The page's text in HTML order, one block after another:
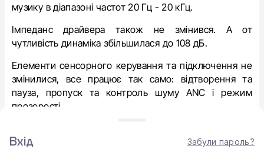
музику в діапазоні частот 20 Гц - 20 кГц.
Імпеданс драйвера також не змінився. А от
чутливість динаміка збільшилася до 108 дБ.
Елементи сенсорного керування та підключення не
змінилися, все працює так само: відтворення та
пауза, пропуск та контроль шуму ANC і режим
прозорості.
підтримка Bluetooth LE Audio (LC3) з майбутніми
Вхід Забули пароль?